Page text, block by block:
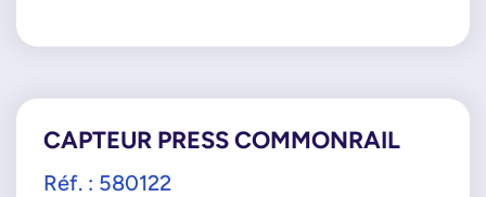
CAPTEUR PRESS COMMONRAIL
Réf. : 580122